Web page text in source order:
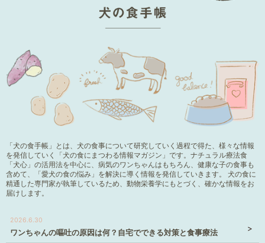
「犬の食手帳」とは、犬の食事について研究していく過程で得た、様々な情報
を発信していく「犬の食にまつわる情報マガジン」です。ナチュラル療法食
「犬心」の活用法を中心に、病気のワンちゃんはもちろん、健康な子の食事も
含めて、「愛犬の食の悩み」を解決に導く情報を発信していきます。 犬の食に
精通した専門家が執筆しているため、動物栄養学にもとづく、確かな情報をお
届けします。
2026.6.30
ワンちゃんの嘔吐の原因は何？自宅でできる対策と食事療法